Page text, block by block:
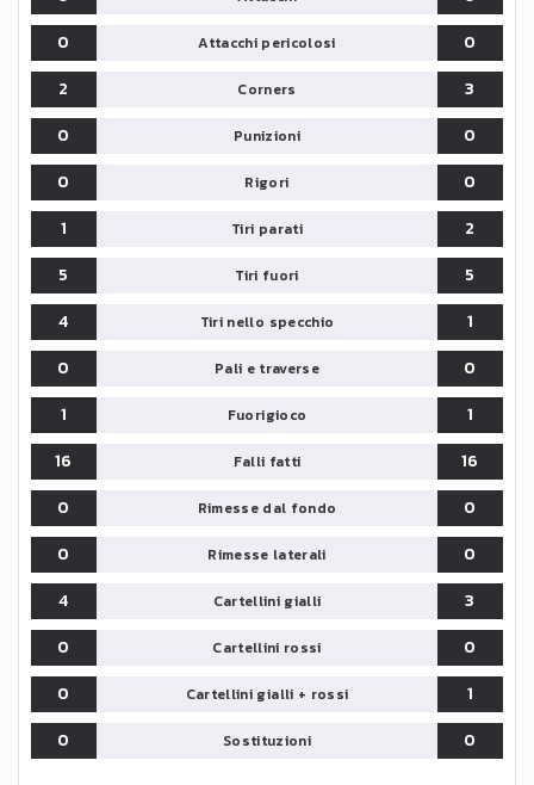
0
Attacchi pericolosi
0
2
Corners
3
0
Punizioni
0
0
Rigori
0
1
Tiri parati
2
5
Tiri fuori
5
4
Tiri nello specchio
1
0
Pali e traverse
0
1
Fuorigioco
1
16
Falli fatti
16
0
Rimesse dal fondo
0
0
Rimesse laterali
0
4
Cartellini gialli
3
0
Cartellini rossi
0
0
Cartellini gialli + rossi
1
0
Sostituzioni 0